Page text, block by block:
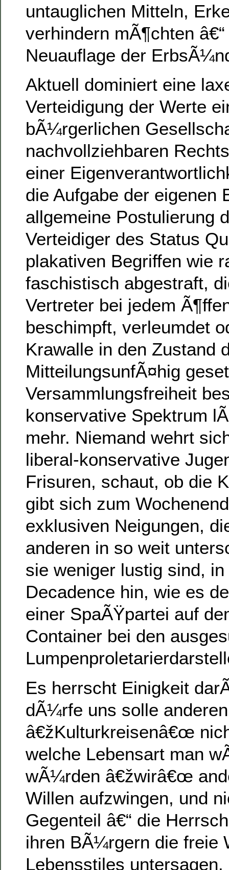
untauglichen Mitteln,
verhindern mÃ¶chten
Neuauflage der
Aktuell dominiert eine
Verteidigung der Werte
bÃ¼rgerlichen
nachvollziehbaren
einer
die Aufgabe der eigenen
allgemeine Postulierung
Verteidiger des Status
plakativen Begriffen wie
faschistisch abgestraft,
Vertreter bei jedem
beschimpft, verleumdet
Krawalle in den Zustand
MitteilungsunfÃ¤hig
Versammlungsfreiheit
konservative Spektrum
mehr. Niemand wehrt
liberal-konservative
Frisuren, schaut, ob die
gibt sich zum
exklusiven Neigungen,
anderen in so weit
sie weniger lustig sind,
Decadence hin, wie es
einer SpaÃŸpartei auf
Container bei den
Es herrscht Einigkeit
dÃ¼rfe uns solle anderen
â€žKulturkreisenâ€œ
welche Lebensart man
wÃ¼rden â€žwirâ€œ
Willen aufzwingen, und
Gegenteil â€“ die
ihren BÃ¼rgern die freie
Lebensstiles